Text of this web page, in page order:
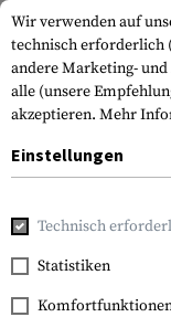
Home Ausrüstung
Invader Gear
XPD Knee
Wir verwenden auf
technisch erforderlich
andere Marketing-
alle (unsere
akzeptieren. Mehr
Einstellungen
Technisch
Statistiken